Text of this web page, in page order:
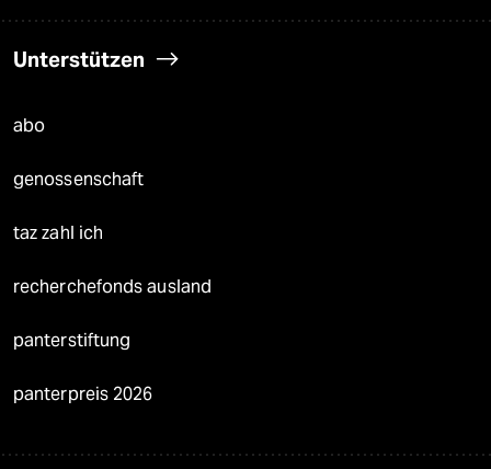
Unterstützen
abo
genossenschaft
taz zahl ich
recherchefonds ausland
panterstiftung
panterpreis 2026